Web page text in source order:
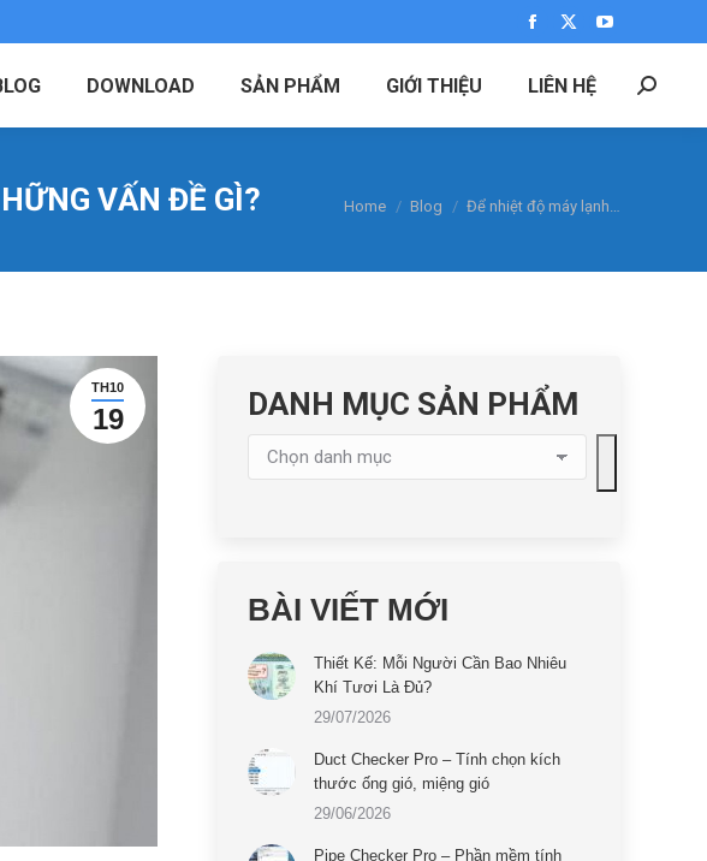
Facebook
opens
in
X
opens
in
YouTube
opens
in
DOWNLOAD SẢN PHẨM GIỚI THIỆU LIÊN HỆ Search:
VẤN ĐỀ GÌ? You are here:
Home Blog Để nhiệt độ máy lạnh…
TH10
19 DANH MỤC SẢN PHẨM
danh
BÀI VIẾT MỚI
Thiết Kế: Mỗi Người Cần Bao Nhiêu
Khí Tươi Là Đủ?
29/07/2026
Duct Checker Pro – Tính chọn kích
thước ống gió, miệng gió
29/06/2026
Pipe Checker Pro – Phần mềm tính